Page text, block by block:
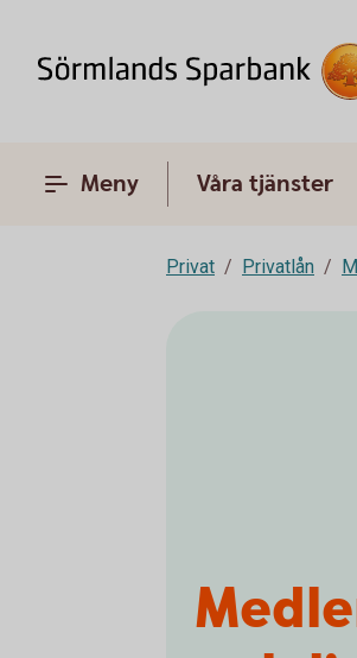
Meny Våra tjänster
Privat Privatlån